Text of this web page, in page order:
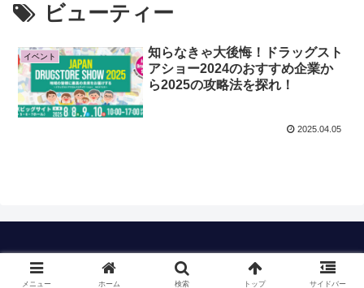
ビューティー
イベント
知らなきゃ大後悔！ドラッグスト
アショー2024のおすすめ企業か
ら2025の攻略法を探れ！
2025.04.05
Copyright © 2023 timのおすすめも All Rights Reserved.
メニュー ホーム 検索 トップ サイドバー